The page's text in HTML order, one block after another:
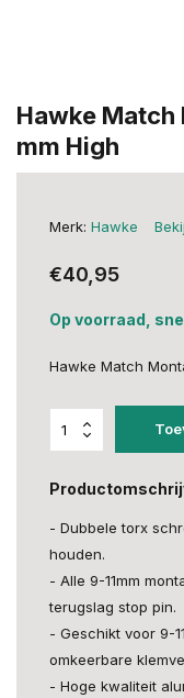
Hawke Match
mm High
Merk: Hawke
€40,95
Op voorraad,
Hawke Match
- Dubbele torx
houden.
- Alle 9-11mm
terugslag stop pin.
- Geschikt voor 9-
omkeerbare
- Hoge kwaliteit